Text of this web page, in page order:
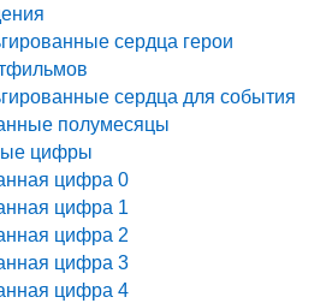
сердца герои
сердца для события
полумесяцы
цифры
цифра 0
цифра 1
цифра 2
цифра 3
цифра 4